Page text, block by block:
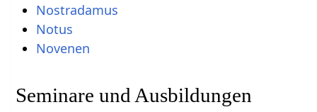
Nostradamus
Notus
Novenen
Seminare und Ausbildungen